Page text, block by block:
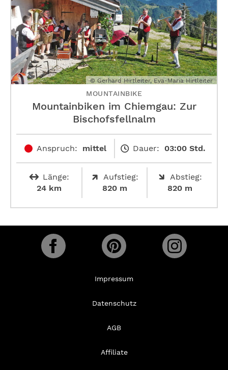
© Gerhard Hirtleiter, Eva-Maria Hirtleiter
MOUNTAINBIKE
Mountainbiken im Chiemgau: Zur
Bischofsfellnalm
Anspruch: mittel Dauer: 03:00 Std.
Länge:
24 km
Aufstieg:
820 m
Abstieg:
820 m
Impressum
Datenschutz
AGB
Affiliate